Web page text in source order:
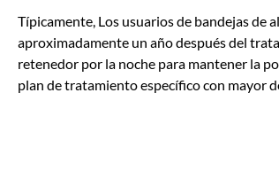
Típicamente, Los usuarios de bandejas de
aproximadamente un año después del
retenedor por la noche para mantener la
plan de tratamiento específico con mayor